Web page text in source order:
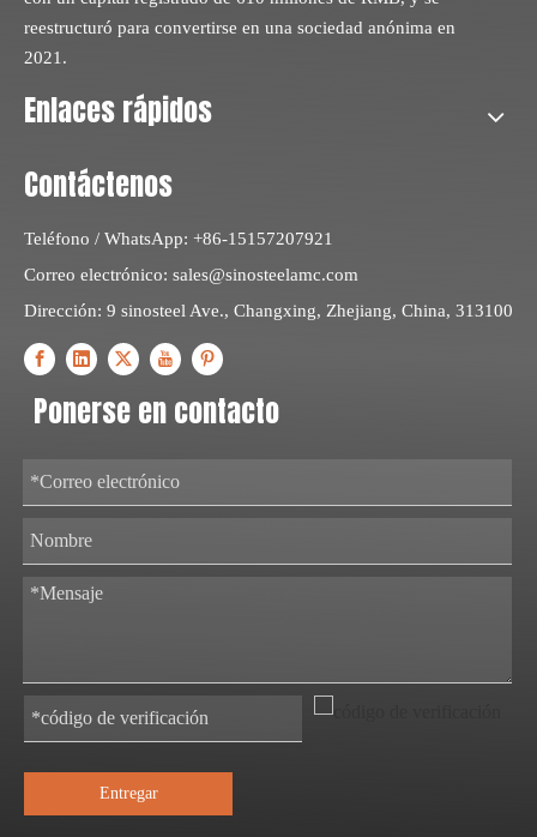
reestructuró para convertirse en una sociedad anónima en
2021.
Enlaces rápidos
Contáctenos
Teléfono / WhatsApp: +86-15157207921
Correo electrónico: sales@sinosteelamc.com
Dirección: 9 sinosteel Ave., Changxing, Zhejiang, China, 313100
Ponerse en contacto
Entregar